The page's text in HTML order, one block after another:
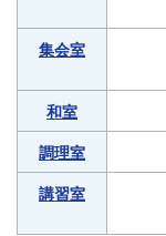
集会室
和室
調理室
講習室